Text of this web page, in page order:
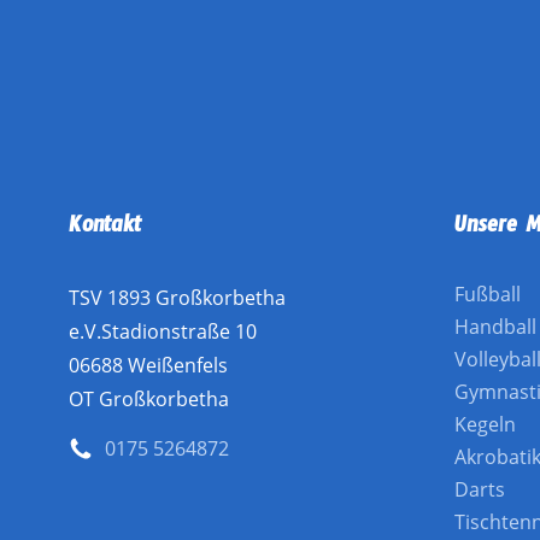
Kontakt
TSV 1893 Großkorbetha
e.V.Stadionstraße 10
06688 Weißenfels
OT Großkorbetha
0175 5264872
Unsere
Fußball
Handball
Volleyball
Kegeln
Akrobatik
Darts